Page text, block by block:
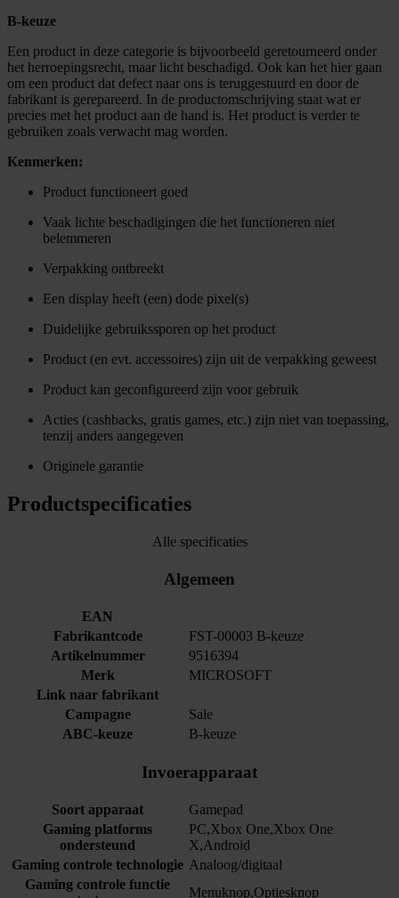
B-keuze
Een product in deze categorie is bijvoorbeeld geretourneerd onder
het herroepingsrecht, maar licht beschadigd. Ook kan het hier gaan
om een product dat defect naar ons is teruggestuurd en door de
fabrikant is gerepareerd. In de productomschrijving staat wat er
precies met het product aan de hand is. Het product is verder te
gebruiken zoals verwacht mag worden.
Kenmerken:
Product functioneert goed
Vaak lichte beschadigingen die het functioneren niet
belemmeren
Verpakking ontbreekt
Een display heeft (een) dode pixel(s)
Duidelijke gebruikssporen op het product
Product (en evt. accessoires) zijn uit de verpakking geweest
Product kan geconfigureerd zijn voor gebruik
Acties (cashbacks, gratis games, etc.) zijn niet van toepassing,
tenzij anders aangegeven
Originele garantie
Productspecificaties
Alle specificaties
Algemeen
EAN
Fabrikantcode
FST-00003 B-keuze
Artikelnummer
9516394
Merk
MICROSOFT
Link naar fabrikant
Campagne
Sale
ABC-keuze
B-keuze
Invoerapparaat
Soort apparaat
Gamepad
Gaming platforms
ondersteund
PC,Xbox One,Xbox One
X,Android
Gaming controle technologie Analoog/digitaal
Gaming controle functie
Menuknop,Optiesknop